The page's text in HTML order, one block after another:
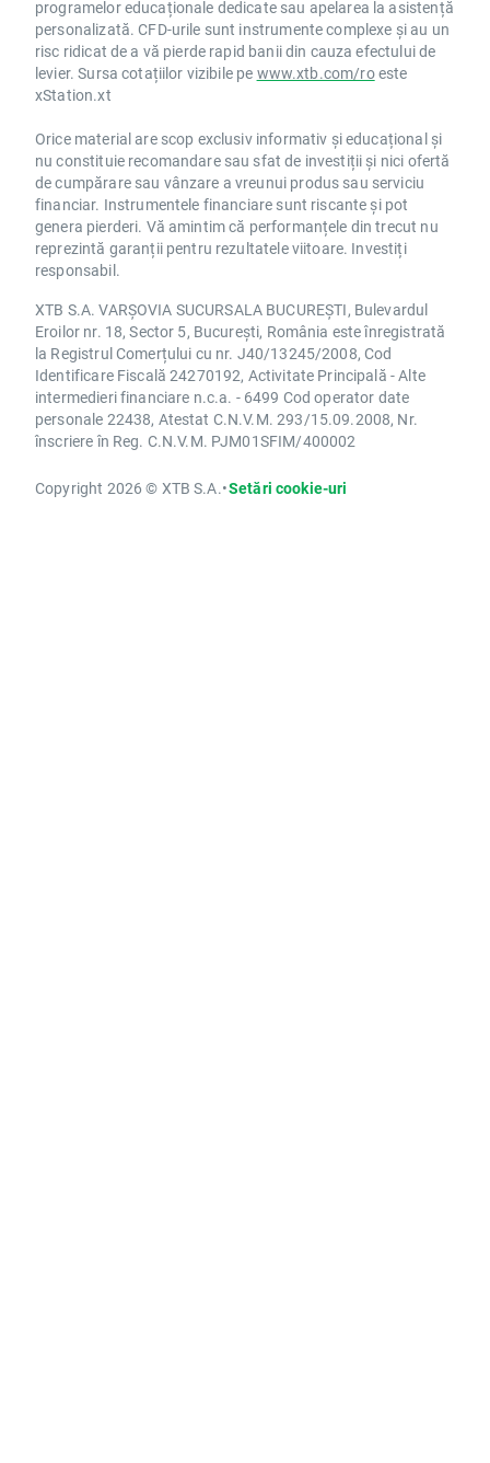
programelor educaționale dedicate sau apelarea la asistență
personalizată. CFD-urile sunt instrumente complexe și au un
risc ridicat de a vă pierde rapid banii din cauza efectului de
levier. Sursa cotațiilor vizibile pe www.xtb.com/roeste
xStation.xt
Orice material are scop exclusiv informativ și educațional și
nu constituie recomandare sau sfat de investiții și nici ofertă
de cumpărare sau vânzare a vreunui produs sau serviciu
financiar. Instrumentele financiare sunt riscante și pot
genera pierderi. Vă amintim că performanțele din trecut nu
reprezintă garanții pentru rezultatele viitoare. Investiți
responsabil.
XTB S.A. VARȘOVIA SUCURSALA BUCUREȘTI, Bulevardul
Eroilor nr. 18, Sector 5, București, România este înregistrată
la Registrul Comerțului cu nr. J40/13245/2008, Cod
Identificare Fiscală 24270192, Activitate Principală - Alte
intermedieri financiare n.c.a. - 6499 Cod operator date
personale 22438, Atestat C.N.V.M. 293/15.09.2008, Nr.
înscriere în Reg. C.N.V.M. PJM01SFIM/400002
Copyright 2026 © XTB S.A.•Setări cookie-uri